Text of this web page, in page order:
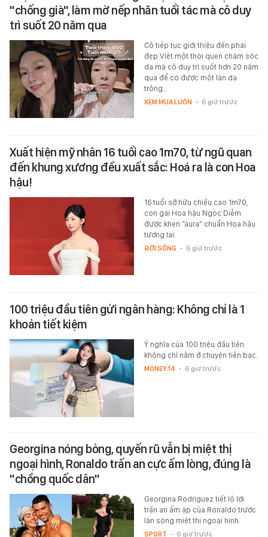
"chống già", làm mờ nếp nhăn tuổi tác mà cô duy
trì suốt 20 năm qua
Cô tiếp tục giới thiệu đến phái
đẹp Việt một thói quen chăm sóc
da mà cô duy trì suốt hơn 20 năm
qua để có được một làn da
trông…
XEM MUA LUÔN - 6 giờ trước
Xuất hiện mỹ nhân 16 tuổi cao 1m70, từ ngũ quan
đến khung xương đều xuất sắc: Hoá ra là con Hoa
hậu!
16 tuổi sở hữu chiều cao 1m70,
con gái Hoa hậu Ngọc Diễm
được khen “aura” chuẩn Hoa hậu
tương lai.
ĐỜI SỐNG - 6 giờ trước
100 triệu đầu tiên gửi ngân hàng: Không chỉ là 1
khoản tiết kiệm
Ý nghĩa của 100 triệu đầu tiên
không chỉ nằm ở chuyện tiền bạc.
MONEY.14 - 6 giờ trước
Georgina nóng bỏng, quyến rũ vẫn bị miệt thị
ngoại hình, Ronaldo trấn an cực ấm lòng, đúng là
"chồng quốc dân"
Georgina Rodriguez tiết lộ lời
trấn an ấm áp của Ronaldo trước
làn sóng miệt thị ngoại hình.
SPORT - 6 giờ trước